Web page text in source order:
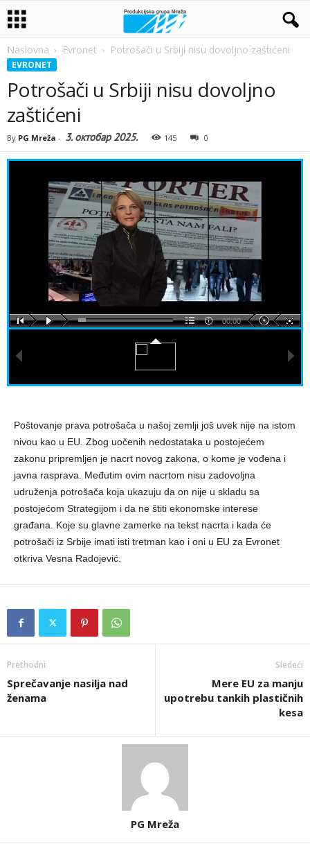
Naslovna Evronet Potrošači u Srbiji nisu dovoljno zaštićeni
EVRONET
Potrošači u Srbiji nisu dovoljno
zaštićeni
By PG Mreža - 3. октобар 2025. 145 0
00:00
Poštovanje prava potrošača u našoj zemlji još uvek nije na istom
nivou kao u EU. Zbog uočenih nedostataka u postojećem
zakonu pripremljen je nacrt novog zakona, o kome je vođena i
javna rasprava. Međutim ovim nacrtom nisu zadovoljna
udruženja potrošača koja ukazuju da on nije u skladu sa
postojećom Strategijom i da ne štiti ekonomske interese
građana. Koje su glavne zamerke na tekst nacrta i kada će
potrošači iz Srbije imati isti tretman kao i oni u EU za Evronet
otkriva Vesna Radojević.
Prethodni
Sprečavanje nasilja nad
ženama
Sledeći
Mere EU za manju
upotrebu tankih plastičnih
kesa
PG Mreža